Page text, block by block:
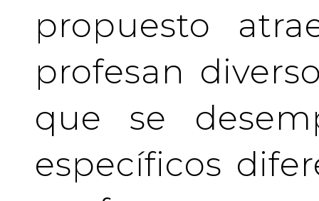
propuesto
profesan
que se
específicos